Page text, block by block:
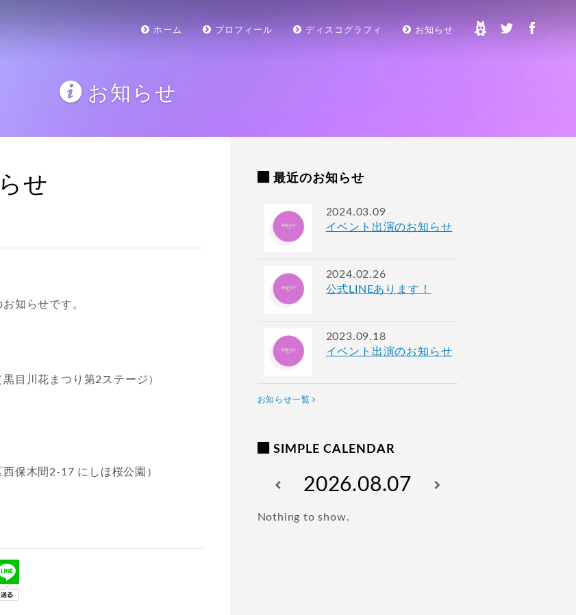
ホーム プロフィール ディスコグラフィ お知らせ
お知らせ
せ
知らせです。
目川花まつり第2ステージ）
保木間2-17 にしほ桜公園）
最近のお知らせ
2024.03.09
イベント出演のお知らせ
2024.02.26
公式LINEあります！
2023.09.18
イベント出演のお知らせ
お知らせ一覧
SIMPLE CALENDAR
2026.08.07
Nothing to show.